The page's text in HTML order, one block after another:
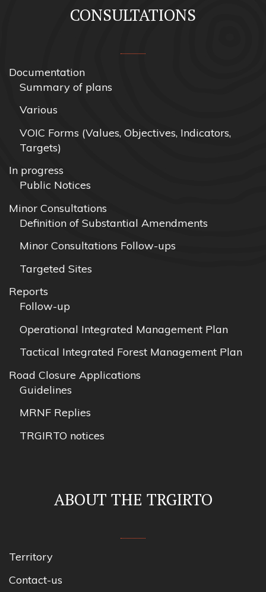
CONSULTATIONS
Documentation
Summary of plans
Various
VOIC Forms (Values, Objectives, Indicators,
Targets)
In progress
Public Notices
Minor Consultations
Definition of Substantial Amendments
Minor Consultations Follow-ups
Targeted Sites
Reports
Follow-up
Operational Integrated Management Plan
Tactical Integrated Forest Management Plan
Road Closure Applications
Guidelines
MRNF Replies
TRGIRTO notices
ABOUT THE TRGIRTO
Territory
Contact-us